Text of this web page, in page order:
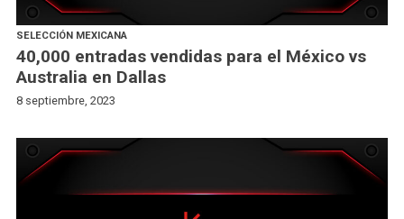
SELECCIÓN MEXICANA
40,000 entradas vendidas para el México vs
Australia en Dallas
8 septiembre, 2023